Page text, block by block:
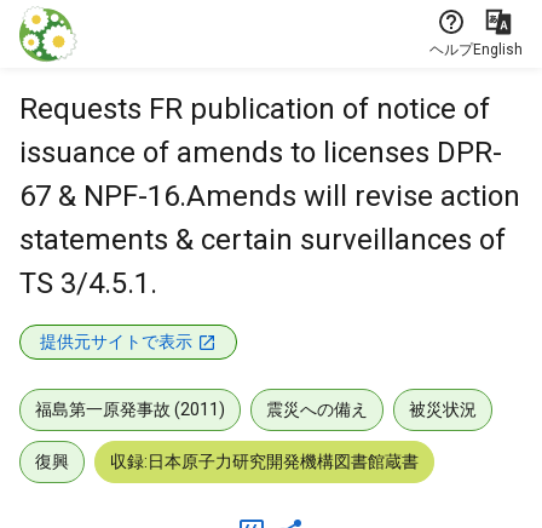
本文に飛ぶ
ヘルプEnglish
Requests FR publication of notice of
issuance of amends to licenses DPR-
67 & NPF-16.Amends will revise action
statements & certain surveillances of
TS 3/4.5.1.
提供元サイトで表示
福島第一原発事故 (2011) 震災への備え 被災状況
復興 収録:日本原子力研究開発機構図書館蔵書